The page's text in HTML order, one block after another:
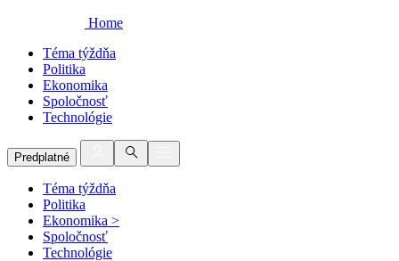
Home
Téma týždňa
Politika
Ekonomika
Spoločnosť
Technológie
Predplatné
Téma týždňa
Politika
Ekonomika >
Spoločnosť
Technológie